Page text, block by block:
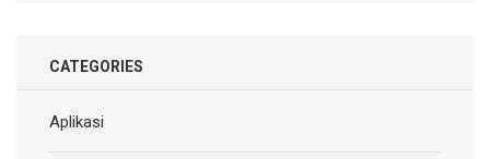
CATEGORIES
Aplikasi